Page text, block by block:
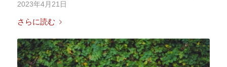
2023年4月21日
さらに読む